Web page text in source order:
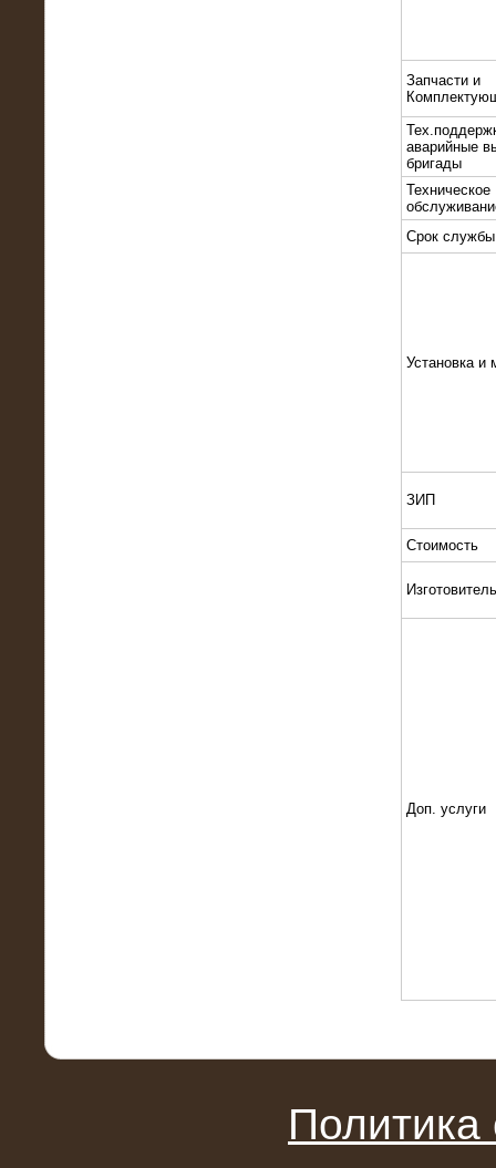
Запчасти и
аварийные
бригады
Техническое
Срок службы
Установка и
ЗИП
Стоимость
Изготовитель
Доп. услуги